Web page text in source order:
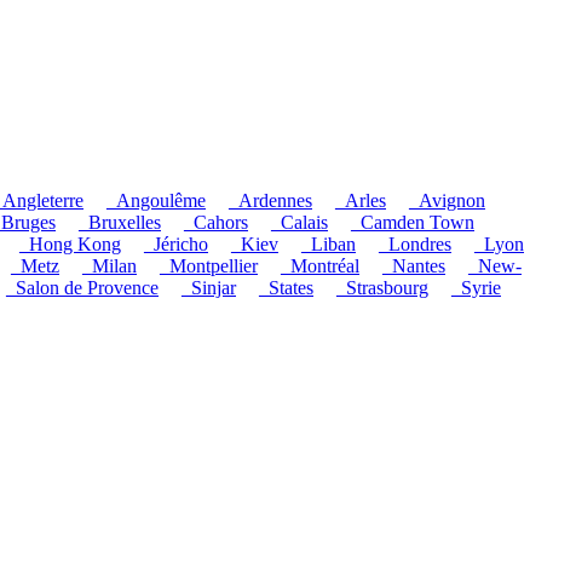
_Angleterre _Angoulême _Ardennes _Arles
_Avignon
_Bruges _Bruxelles _Cahors _Calais
_Camden Town
_Hong Kong _Jéricho _Kiev _Liban _Londres
_Lyon
_Metz _Milan _Montpellier _Montréal _Nantes
_New-
_Salon de Provence _Sinjar _States _Strasbourg
_Syrie